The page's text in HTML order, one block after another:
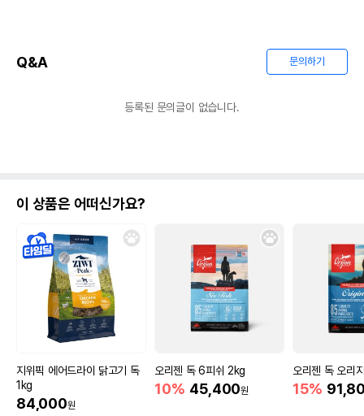
Q&A 문의하기
등록된 문의글이 없습니다.
이 상품은 어떠신가요?
지위픽 에어드라이 닭고기 독
1kg
84,000원
오리젠 독 6피쉬 2kg
10% 45,400원
오리젠 독 오리
15%